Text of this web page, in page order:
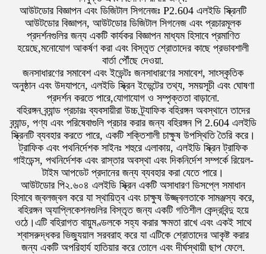
আউটডোর বিজ্ঞাপন এবং ডিজিটাল সিগনেজঃ P2.604 এলইডি স্ক্রিনটি
আউটডোর বিজ্ঞাপন, আউটডোর ডিজিটাল সিগনেজ এবং প্রচারমূলক
প্রদর্শনগুলির জন্য একটি কার্যকর বিজ্ঞাপন মাধ্যম হিসাবে প্রমাণিত
হয়েছে,মনোযোগ আকর্ষণ করা এবং বিস্তৃত শ্রোতাদের কাছে প্রভাবশালী
বার্তা পৌঁছে দেওয়া.
জনসাধারণের সমাবেশ এবং ইভেন্টঃ জনসাধারণের সমাবেশ, সাংস্কৃতিক
অনুষ্ঠান এবং উদযাপনে, এলইডি স্ক্রিন ইভেন্টের তথ্য, সময়সূচী এবং ঘোষণা
প্রদর্শন করতে পারে,যোগাযোগ ও সম্পৃক্ততা বাড়ানো.
বহিরঙ্গন ব্র্যান্ড প্রচারঃ ব্যবসায়ীরা উচ্চ ট্র্যাফিক বহিরঙ্গন অবস্থানে তাদের
ব্র্যান্ড, পণ্য এবং পরিষেবাগুলি প্রচার করার জন্য বহিরঙ্গন পি 2.604 এলইডি
স্ক্রিনটি ব্যবহার করতে পারে, একটি শক্তিশালী চাক্ষুষ উপস্থিতি তৈরি করে।
ট্রাফিক এবং পথনির্দেশক সাইনঃ শহুরে এলাকায়, এলইডি স্ক্রিন ট্রাফিক
গাইডেন্স, পথনির্দেশক এবং রাস্তার অবস্থা এবং দিকনির্দেশ সম্পর্কে রিয়েল-
টাইম আপডেট প্রদানের জন্য ব্যবহার করা যেতে পারে।
আউটডোর পি২.৬০৪ এলইডি স্ক্রিন একটি অসাধারণ ডিসপ্লে সমাধান
হিসাবে জ্বলজ্বল করে যা স্থায়িত্ব এবং চাক্ষুষ উজ্জ্বলতাকে সামঞ্জস্য করে,
বহিরঙ্গন অ্যাপ্লিকেশনগুলির বিস্তৃত জন্য একটি গতিশীল কেন্দ্রবিন্দু হয়ে
ওঠে।এটি বহিরাগত বায়ুমণ্ডলকে সহ্য করার ক্ষমতা রাখে এবং একই সাথে
শ্বাসরুদ্ধকর ভিজ্যুয়াল সরবরাহ করে যা এটিকে শ্রোতাদের আকৃষ্ট করার
জন্য একটি অপরিহার্য হাতিয়ার করে তোলে এবং দীর্ঘস্থায়ী ছাপ ফেলে.